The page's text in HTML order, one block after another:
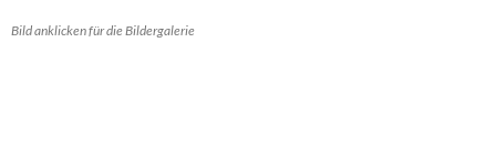
Bild anklicken für die Bildergalerie